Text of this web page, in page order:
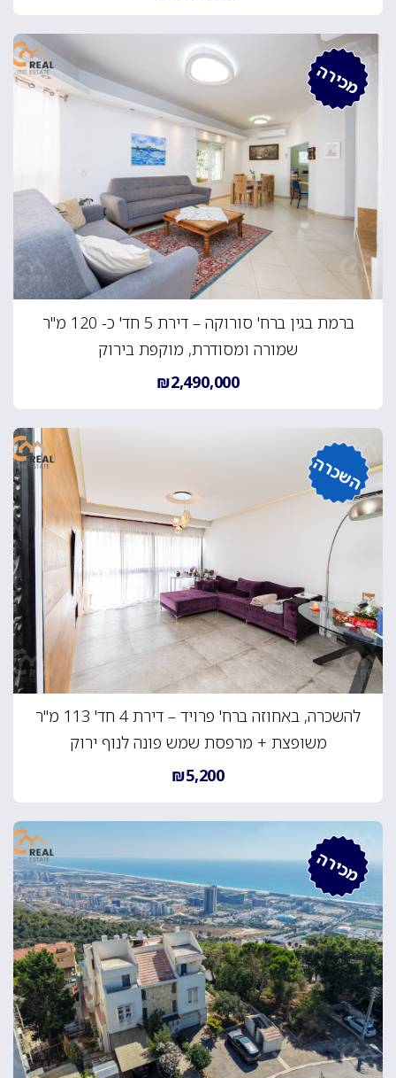
מכירה
ברמת בגין ברח' סורוקה – דירת 5 חד' כ- 120 מ"ר
שמורה ומסודרת, מוקפת בירוק
₪2,490,000
השכרה
להשכרה, באחוזה ברח' פרויד – דירת 4 חד' 113 מ"ר
משופצת + מרפסת שמש פונה לנוף ירוק
₪5,200
מכירה